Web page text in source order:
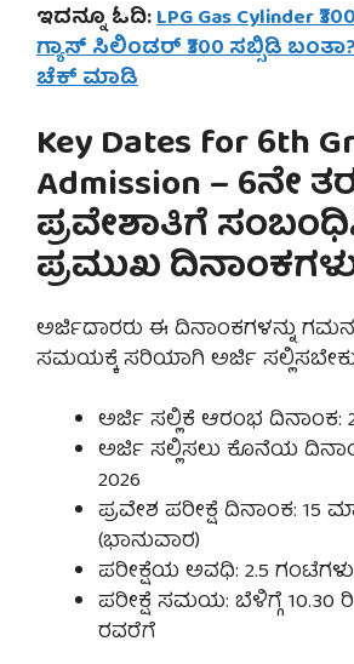
ಇದನ್ನೂ ಓದಿ:LPG Gas Cylinder
ಗ್ಯಾಸ್ ಸಿಲಿಂಡರ್ ₹300 ಸಬ್ಸಿಡಿ
ಚೆಕ್ ಮಾಡಿ
Key Dates for 6th
Admission – 6ನೇ
ಪ್ರವೇಶಾತಿಗೆ
ಪ್ರಮುಖ
ಅರ್ಜಿದಾರರು ಈ ದಿನಾಂಕಗಳನ್ನು
ಸಮಯಕ್ಕೆ ಸರಿಯಾಗಿ ಅರ್ಜಿ
ಅರ್ಜಿ ಸಲ್ಲಿಕೆ ಆರಂಭ ದಿನಾಂಕ:
ಅರ್ಜಿ ಸಲ್ಲಿಸಲು ಕೊನೆಯ
2026
ಪ್ರವೇಶ ಪರೀಕ್ಷೆ ದಿನಾಂಕ: 15
(ಭಾನುವಾರ)
ಪರೀಕ್ಷೆಯ ಅವಧಿ: 2.5 ಗಂಟೆಗಳು
ಪರೀಕ್ಷೆ ಸಮಯ: ಬೆಳಿಗ್ಗೆ 10.30
ರವರೆಗೆ